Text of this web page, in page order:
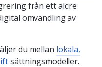
från ett äldre
omvandling av
du mellan lokala,
sättningsmodeller.